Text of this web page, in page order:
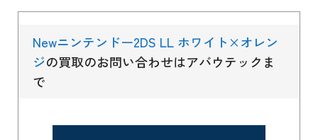
Newニンテンドー2DS LL ホワイト×オレン
ジの買取のお問い合わせはアバウテックま
で